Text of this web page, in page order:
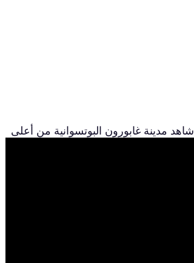
شاهد مدينة غابورون البوتسوانية من أعلى